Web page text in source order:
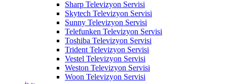
Sharp Televizyon Servisi
Skytech Televizyon Servisi
Sunny Televizyon Servisi
Telefunken Televizyon Servisi
Toshiba Televizyon Servisi
Trident Televizyon Servisi
Vestel Televizyon Servisi
Weston Televizyon Servisi
Woon Televizyon Servisi